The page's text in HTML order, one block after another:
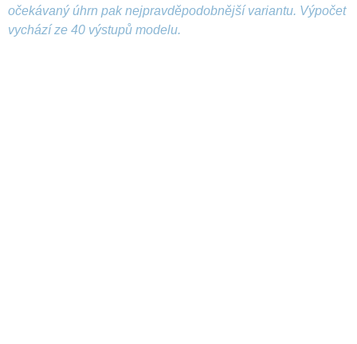
očekávaný úhrn pak nejpravděpodobnější variantu. Výpočet
vychází ze 40 výstupů modelu.